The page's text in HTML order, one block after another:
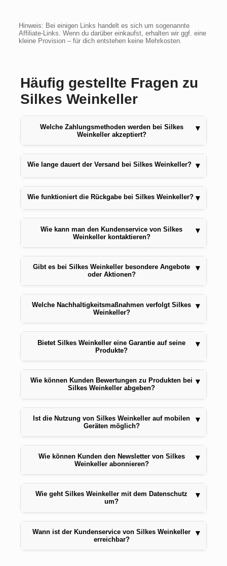
Hinweis: Bei einigen Links handelt es sich um sogenannte
Affiliate-Links. Wenn du darüber einkaufst, erhalten wir ggf. eine
kleine Provision – für dich entstehen keine Mehrkosten.
Häufig gestellte Fragen zu
Silkes Weinkeller
Welche Zahlungsmethoden werden bei Silkes
Weinkeller akzeptiert?
▾
Wie lange dauert der Versand bei Silkes Weinkeller? ▾
Wie funktioniert die Rückgabe bei Silkes Weinkeller? ▾
Wie kann man den Kundenservice von Silkes
Weinkeller kontaktieren?
▾
Gibt es bei Silkes Weinkeller besondere Angebote
oder Aktionen?
▾
Welche Nachhaltigkeitsmaßnahmen verfolgt Silkes
Weinkeller?
▾
Bietet Silkes Weinkeller eine Garantie auf seine
Produkte?
▾
Wie können Kunden Bewertungen zu Produkten bei
Silkes Weinkeller abgeben?
▾
Ist die Nutzung von Silkes Weinkeller auf mobilen
Geräten möglich?
▾
Wie können Kunden den Newsletter von Silkes
Weinkeller abonnieren?
▾
Wie geht Silkes Weinkeller mit dem Datenschutz
um?
▾
Wann ist der Kundenservice von Silkes Weinkeller
erreichbar?
▾